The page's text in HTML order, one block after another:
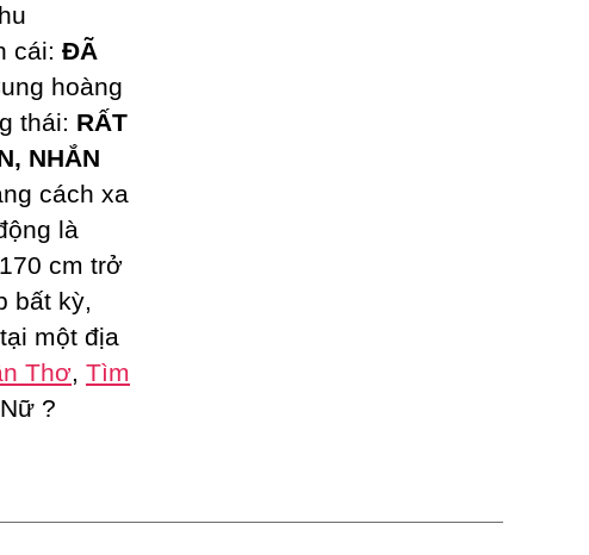
cái: ĐÃ
hoàng
thái: RẤT
NHẮN
cách xa
là
cm trở
bất kỳ,
một địa
Thơ, Tìm
?